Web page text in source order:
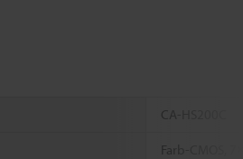
CA-HS200C
Farb-CMOS,